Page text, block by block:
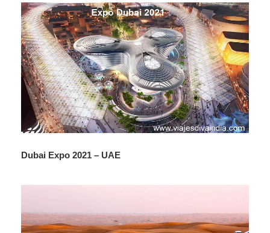
Desayuno. Dia libre para actividades personales.
Opcionalmente Pueden visitar el Dubái Mall, el centro
comercial mas grande del mundo, las tiendas en este
centro comercial es una atracción. También al lado está la
torre Burj Khalifa, la más alta del mundo, pueden subir a
esta torre.
DIA 06 DUBAI - EUROPA/AMERICA
Desayuno. Traslado al aeropuerto de Dubái para tomar el
Dubai Expo 2021 – UAE